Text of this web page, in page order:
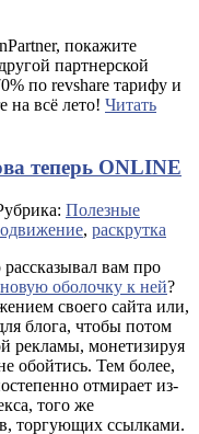
покажите
партнерской
по revshare тарифу и
на всё лето! Читать
теперь ONLINE
Полезные
, раскрутка
вам про
новую оболочку к ней?
своего сайта или,
блога, чтобы потом
рекламы, монетизируя
обойтись. Тем более,
отмирает из-
того же
торгующих ссылками.